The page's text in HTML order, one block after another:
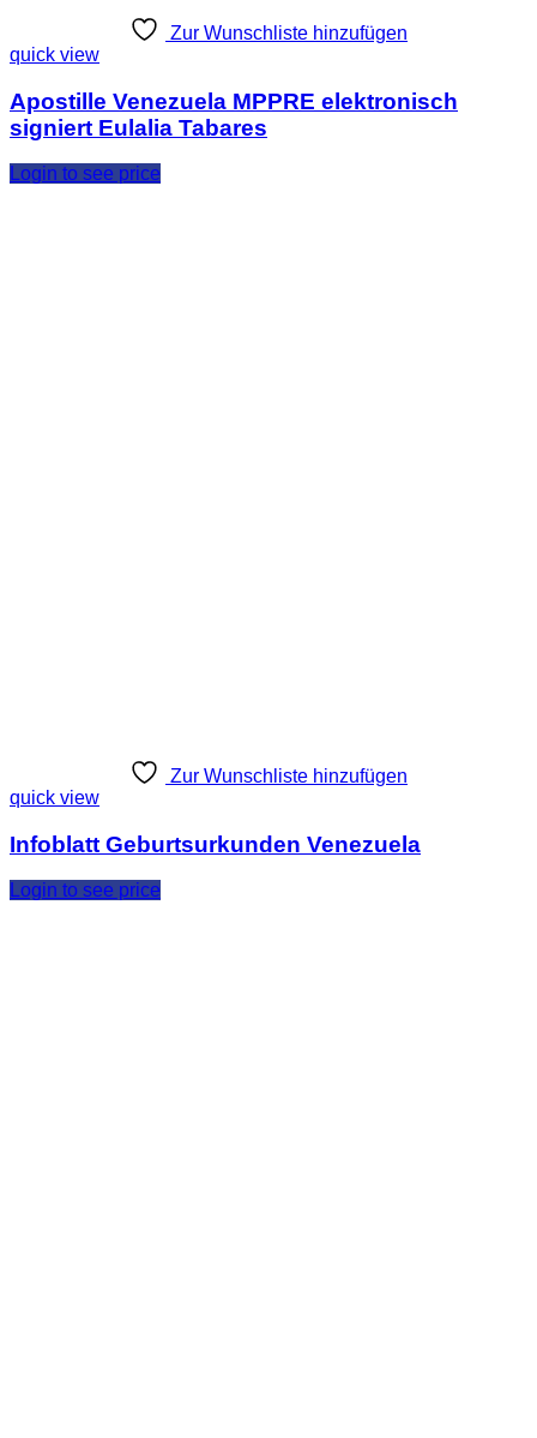
Zur Wunschliste hinzufügen
quick view
Apostille Venezuela MPPRE elektronisch
signiert Eulalia Tabares
Login to see price
Zur Wunschliste hinzufügen
quick view
Infoblatt Geburtsurkunden Venezuela
Login to see price